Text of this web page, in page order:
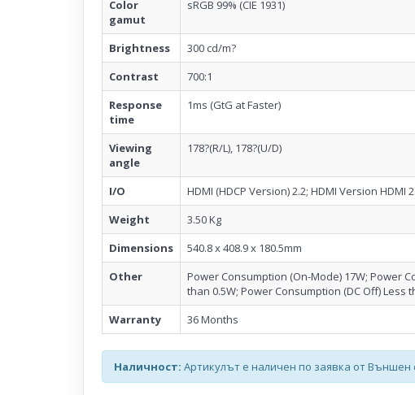
Color
gamut
sRGB 99% (CIE 1931)
Brightness
300 cd/m?
Contrast
700:1
Response
time
1ms (GtG at Faster)
Viewing
angle
178?(R/L), 178?(U/D)
I/O
HDMI (HDCP Version) 2.2; HDMI Version
Weight
3.50 Kg
Dimensions
540.8 x 408.9 x 180.5mm
Other
Power Consumption (On-Mode) 17W; Power
than 0.5W; Power Consumption (DC Off) Less
Warranty
36 Months
Наличност: Артикулът е наличен по заявка от Външен